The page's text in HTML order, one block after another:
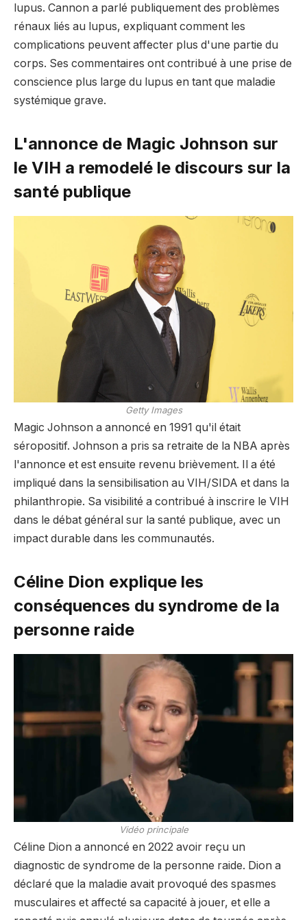
lupus. Cannon a parlé publiquement des problèmes
rénaux liés au lupus, expliquant comment les
complications peuvent affecter plus d'une partie du
corps. Ses commentaires ont contribué à une prise de
conscience plus large du lupus en tant que maladie
systémique grave.
L'annonce de Magic Johnson sur
le VIH a remodelé le discours sur la
santé publique
Getty Images
Magic Johnson a annoncé en 1991 qu'il était
séropositif. Johnson a pris sa retraite de la NBA après
l'annonce et est ensuite revenu brièvement. Il a été
impliqué dans la sensibilisation au VIH/SIDA et dans la
philanthropie. Sa visibilité a contribué à inscrire le VIH
dans le débat général sur la santé publique, avec un
impact durable dans les communautés.
Céline Dion explique les
conséquences du syndrome de la
personne raide
Vidéo principale
Céline Dion a annoncé en 2022 avoir reçu un
diagnostic de syndrome de la personne raide. Dion a
déclaré que la maladie avait provoqué des spasmes
musculaires et affecté sa capacité à jouer, et elle a